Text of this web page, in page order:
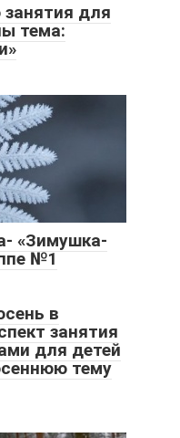
для
тема:
«Зимушка-
№1
в
занятия
для детей
тему